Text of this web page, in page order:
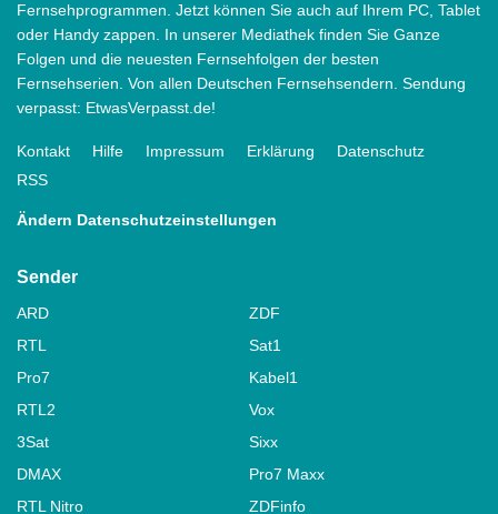
Fernsehprogrammen. Jetzt können Sie auch auf Ihrem PC, Tablet
oder Handy zappen. In unserer Mediathek finden Sie Ganze
Folgen und die neuesten Fernsehfolgen der besten
Fernsehserien. Von allen Deutschen Fernsehsendern. Sendung
verpasst: EtwasVerpasst.de!
Kontakt Hilfe Impressum Erklärung
Datenschutz
RSS
Ändern Datenschutzeinstellungen
Sender
ARD
ZDF
RTL
Sat1
Pro7
Kabel1
RTL2
Vox
3Sat
Sixx
DMAX
Pro7 Maxx
RTL Nitro
ZDFinfo